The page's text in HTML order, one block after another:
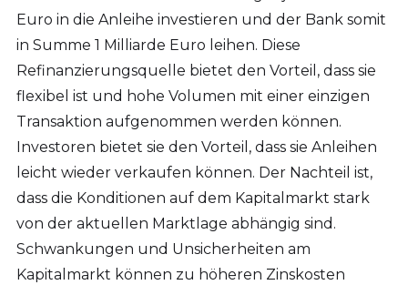
Euro in die Anleihe investieren und der Bank somit
in Summe 1 Milliarde Euro leihen. Diese
Refinanzierungsquelle bietet den Vorteil, dass sie
flexibel ist und hohe Volumen mit einer einzigen
Transaktion aufgenommen werden können.
Investoren bietet sie den Vorteil, dass sie Anleihen
leicht wieder verkaufen können. Der Nachteil ist,
dass die Konditionen auf dem Kapitalmarkt stark
von der aktuellen Marktlage abhängig sind.
Schwankungen und Unsicherheiten am
Kapitalmarkt können zu höheren Zinskosten